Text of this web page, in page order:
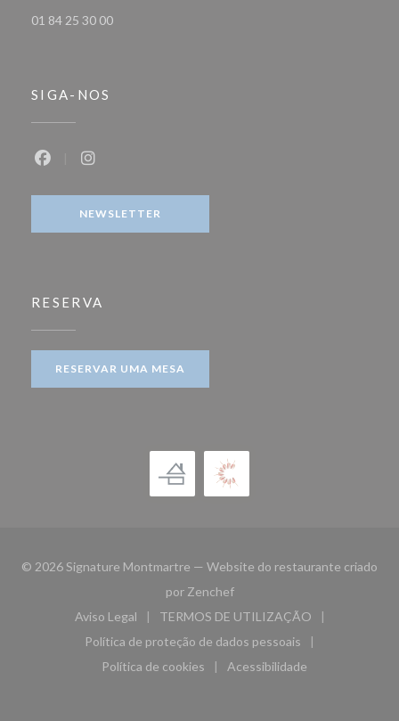
01 84 25 30 00
SIGA-NOS
NEWSLETTER
RESERVA
RESERVAR UMA MESA
© 2026 Signature Montmartre — Website do restaurante criado
por Zenchef((abre numa nova janela))
Aviso Legal
((abre numa nova janela))
TERMOS DE UTILIZAÇÃO
((abre numa nova janela))
Política de proteção de dados pessoais
((abre numa nova janela))
Política de cookies
((abre numa nova janela))
Acessibilidade